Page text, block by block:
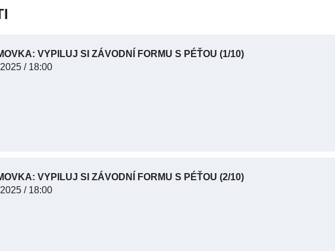
VYPILUJ SI ZÁVODNÍ FORMU S PÉŤOU (1/10)
/ 18:00
VYPILUJ SI ZÁVODNÍ FORMU S PÉŤOU (2/10)
/ 18:00